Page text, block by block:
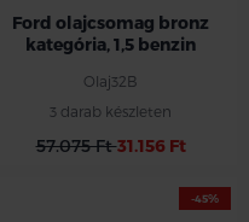
Ford olajcsomag bronz
kategória, 1,5 benzin
Olaj32B
3 darab készleten
57.075 Ft31.156 Ft
-45%